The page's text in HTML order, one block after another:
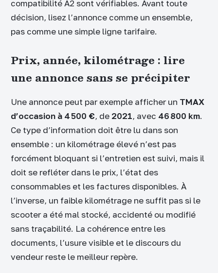
compatibilité A2 sont vérifiables. Avant toute
décision, lisez l’annonce comme un ensemble,
pas comme une simple ligne tarifaire.
Prix, année, kilométrage : lire
une annonce sans se précipiter
Une annonce peut par exemple afficher un TMAX
d’occasion à 4 500 €, de 2021, avec 46 800 km.
Ce type d’information doit être lu dans son
ensemble : un kilométrage élevé n’est pas
forcément bloquant si l’entretien est suivi, mais il
doit se refléter dans le prix, l’état des
consommables et les factures disponibles. À
l’inverse, un faible kilométrage ne suffit pas si le
scooter a été mal stocké, accidenté ou modifié
sans traçabilité. La cohérence entre les
documents, l’usure visible et le discours du
vendeur reste le meilleur repère.